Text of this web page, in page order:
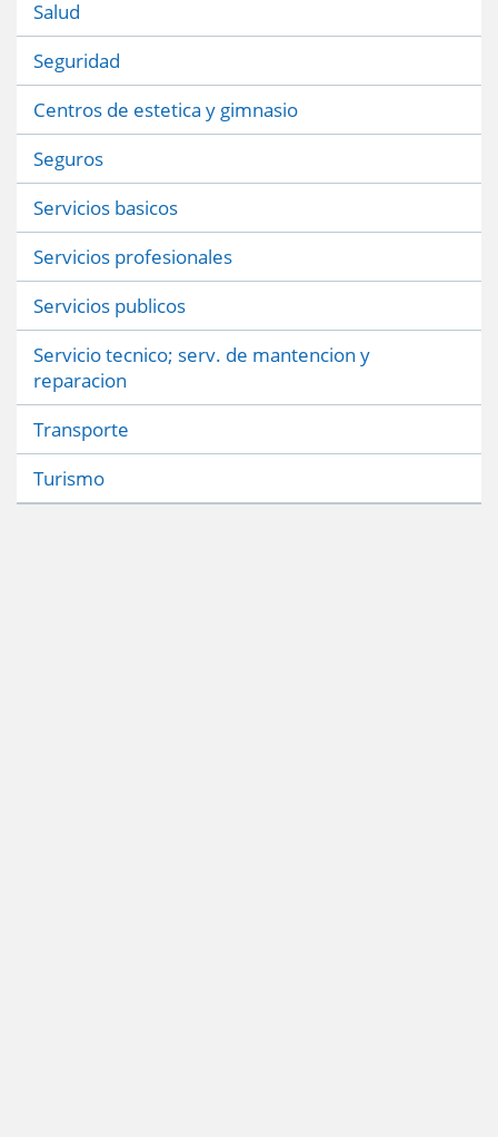
Salud
Seguridad
Centros de estetica y gimnasio
Seguros
Servicios basicos
Servicios profesionales
Servicios publicos
Servicio tecnico; serv. de mantencion y
reparacion
Transporte
Turismo